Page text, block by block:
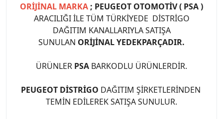
ORİJİNAL MARKA ; PEUGEOT OTOMOTİV ( PSA )
ARACILIĞI İLE TÜM TÜRKİYEDE DİSTRİGO
DAĞITIM KANALLARIYLA SATIŞA
SUNULAN ORİJİNAL YEDEKPARÇADIR.
ÜRÜNLER PSA BARKODLU ÜRÜNLERDİR.
PEUGEOT DİSTRİGO DAĞITIM ŞİRKETLERİNDEN
TEMİN EDİLEREK SATIŞA SUNULUR.